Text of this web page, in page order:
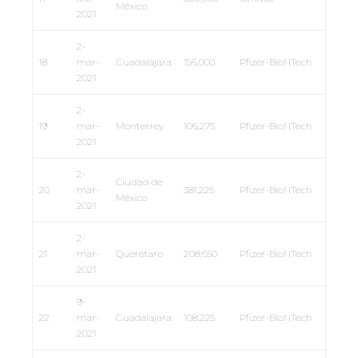
2021
México
18
2-
mar-
2021
Guadalajara 156,000 Pfizer-BioNTech
19
2-
mar-
2021
Monterrey 106,275 Pfizer-BioNTech
20
2-
mar-
2021
Ciudad de
México
381,225 Pfizer-BioNTech
21
2-
mar-
2021
Querétaro 208,650 Pfizer-BioNTech
22
9-
mar-
2021
Guadalajara 108,225 Pfizer-BioNTech